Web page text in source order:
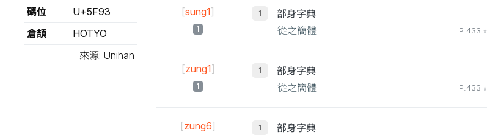
碼位
U+5F93
倉頡
HOTYO
來源: Unihan
[sung1]
1
部身字典
從之簡體
P.433
[zung1]
1
部身字典
從之簡體
P.433
[zung6]
部身字典